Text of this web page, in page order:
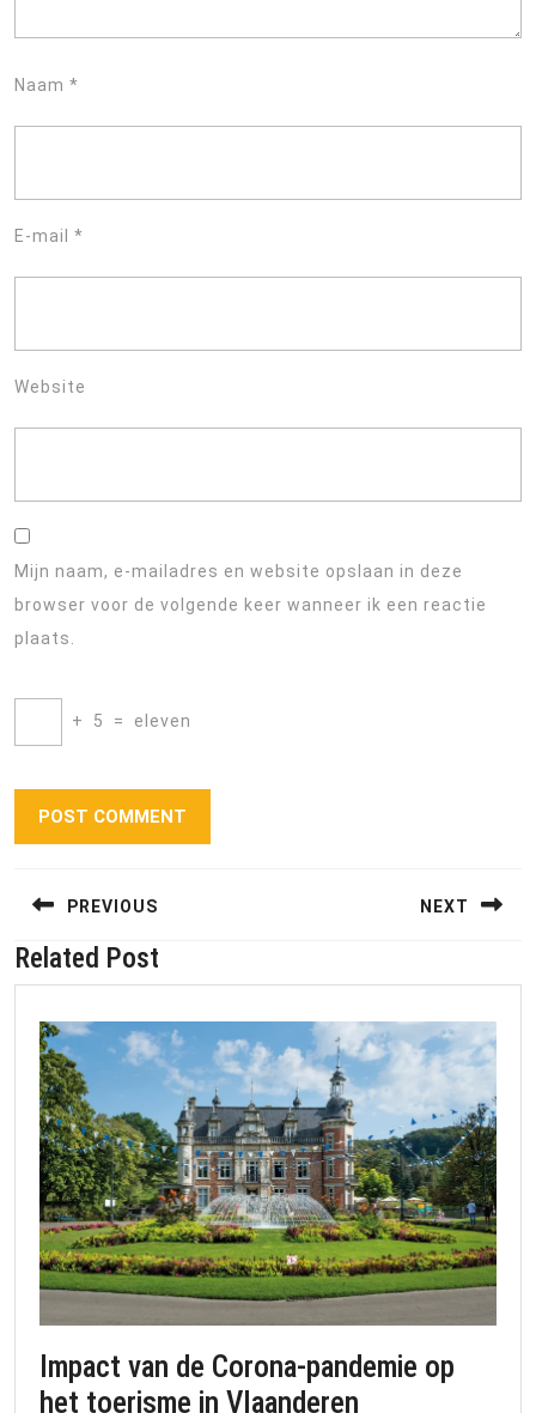
Naam *
E-mail *
Website
Mijn naam, e-mailadres en website opslaan in deze
browser voor de volgende keer wanneer ik een reactie
plaats.
+ 5 = eleven
PREVIOUS
Previous
post:
NEXT
post:
Related Post
Impact van de Corona-pandemie op
het toerisme in Vlaanderen